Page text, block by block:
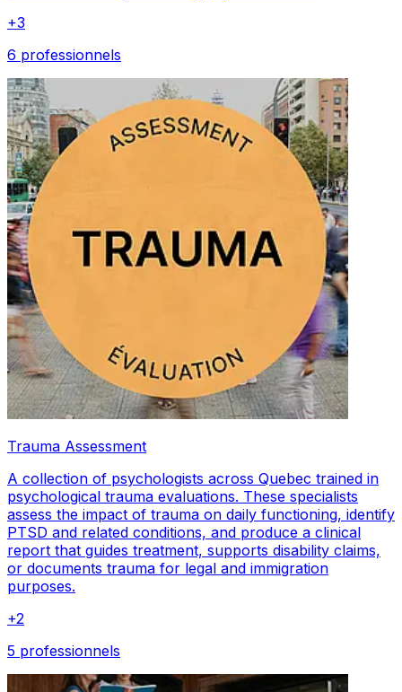
+3
6 professionnels
Trauma Assessment
A collection of psychologists across Quebec trained in
psychological trauma evaluations. These specialists
assess the impact of trauma on daily functioning, identify
PTSD and related conditions, and produce a clinical
report that guides treatment, supports disability claims,
or documents trauma for legal and immigration
purposes.
+2
5 professionnels